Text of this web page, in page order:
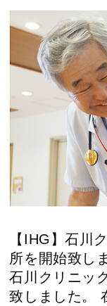
【IHG】石川
所を開始致し
石川クリニッ
致しました。